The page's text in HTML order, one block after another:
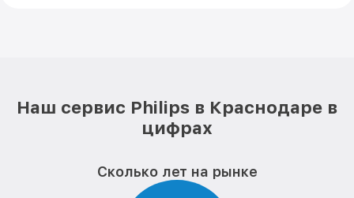
Наш сервис Philips в Краснодаре в
цифрах
Сколько лет на рынке